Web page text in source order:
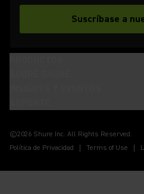
Suscríbase a
©2026 Shure Inc. All Rights Reserved.
Política de Privacidad
Terms of Use